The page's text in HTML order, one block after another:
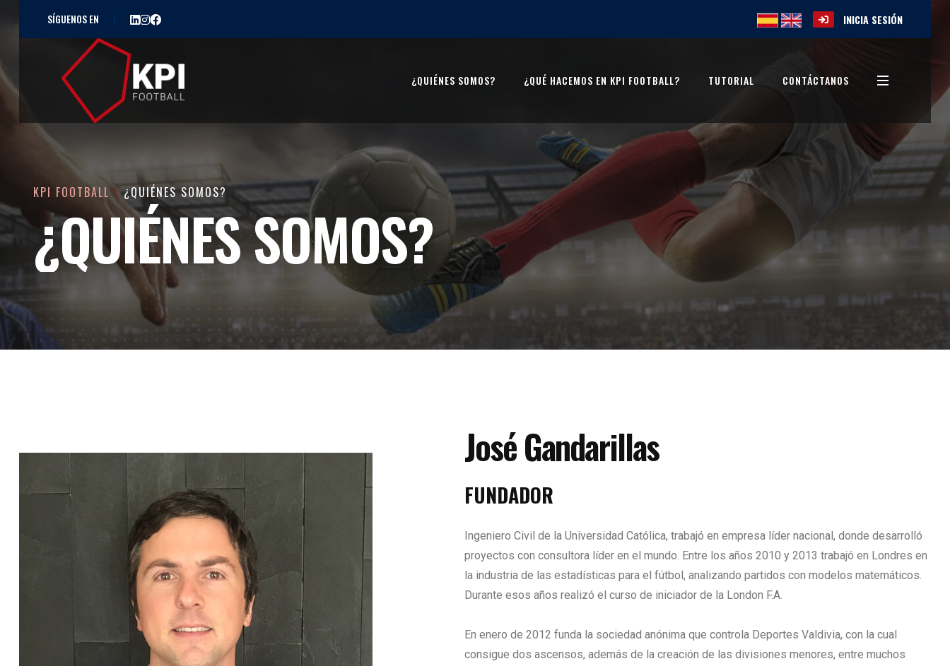
SÍGUENOS EN INICIA SESIÓN
¿QUIÉNES SOMOS? ¿QUÉ HACEMOS EN KPI FOOTBALL? TUTORIAL CONTÁCTANOS
KPI FOOTBALL ¿QUIÉNES SOMOS?
¿QUIÉNES SOMOS?
José Gandarillas
FUNDADOR
Ingeniero Civil de la Universidad Católica, trabajó en empresa líder nacional, donde desarrolló
proyectos con consultora líder en el mundo. Entre los años 2010 y 2013 trabajó en Londres en
la industria de las estadísticas para el fútbol, analizando partidos con modelos matemáticos.
Durante esos años realizó el curso de iniciador de la London F.A.
En enero de 2012 funda la sociedad anónima que controla Deportes Valdivia, con la cual
consigue dos ascensos, además de la creación de las divisiones menores, entre muchos